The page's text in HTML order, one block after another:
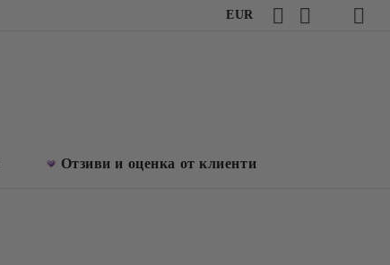
EUR
Отзиви и оценка от клиенти